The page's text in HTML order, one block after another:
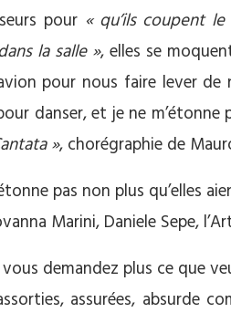
pour « qu’ils coupent
la salle », elles se
pour nous faire lever de
danser, et je ne
», chorégraphie de
pas non plus qu’elles
Marini, Daniele Sepe,
demandez plus ce que
assurées, absurde